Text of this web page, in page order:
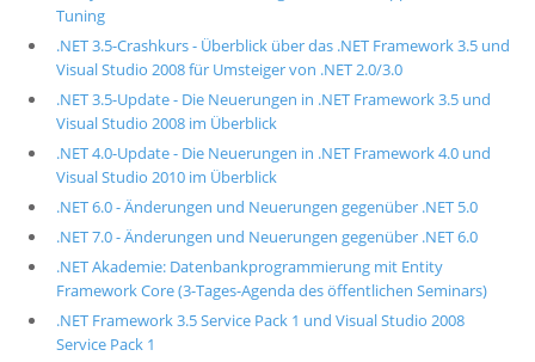
Tuning
.NET 3.5-Crashkurs - Überblick über das .NET Framework 3.5 und
Visual Studio 2008 für Umsteiger von .NET 2.0/3.0
.NET 3.5-Update - Die Neuerungen in .NET Framework 3.5 und
Visual Studio 2008 im Überblick
.NET 4.0-Update - Die Neuerungen in .NET Framework 4.0 und
Visual Studio 2010 im Überblick
.NET 6.0 - Änderungen und Neuerungen gegenüber .NET 5.0
.NET 7.0 - Änderungen und Neuerungen gegenüber .NET 6.0
.NET Akademie: Datenbankprogrammierung mit Entity
Framework Core (3-Tages-Agenda des öffentlichen Seminars)
.NET Framework 3.5 Service Pack 1 und Visual Studio 2008
Service Pack 1